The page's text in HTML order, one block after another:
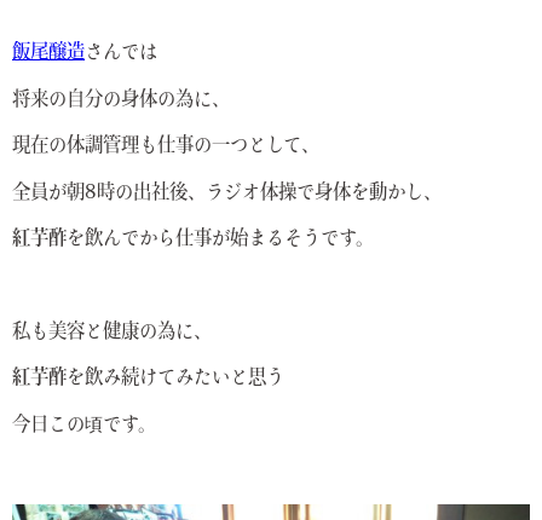
飯尾醸造さんでは
将来の自分の身体の為に、
現在の体調管理も仕事の一つとして、
全員が朝8時の出社後、ラジオ体操で身体を動かし、
紅芋酢を飲んでから仕事が始まるそうです。
私も美容と健康の為に、
紅芋酢を飲み続けてみたいと思う
今日この頃です。